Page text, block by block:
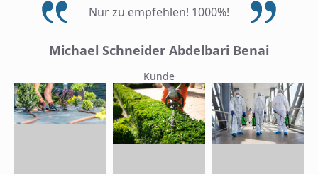
Nur zu empfehlen! 1000%!
Michael Schneider Abdelbari Benai
Kunde